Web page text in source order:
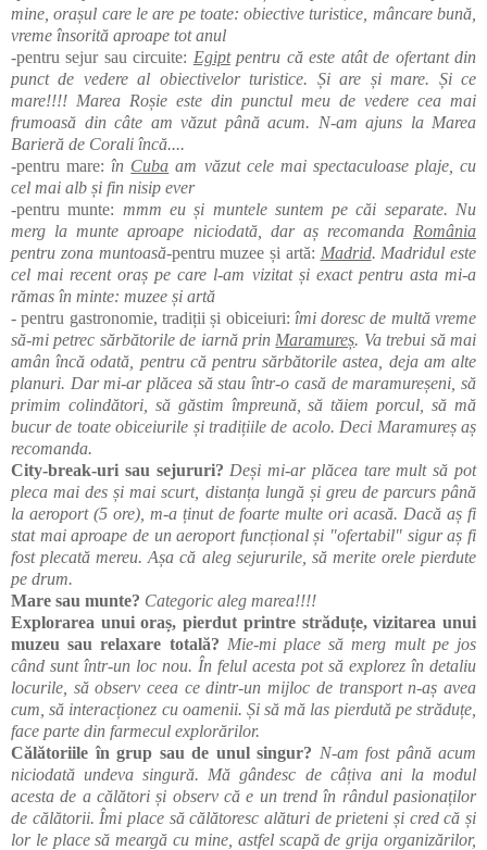
mine, orașul care le are pe toate: obiective turistice, mâncare bună,
vreme însorită aproape tot anul
-pentru sejur sau circuite: Egiptpentru că este atât de ofertant din
punct de vedere al obiectivelor turistice. Și are și mare. Și ce
mare!!!! Marea Roșie este din punctul meu de vedere cea mai
frumoasă din câte am văzut până acum. N-am ajuns la Marea
Barieră de Corali încă....
-pentru mare:în Cuba am văzut cele mai spectaculoase plaje, cu
cel mai alb și fin nisip ever
-pentru munte: mmm eu și muntele suntem pe căi separate. Nu
merg la munte aproape niciodată, dar aș recomanda România
pentru zona muntoasă-pentru muzee și artă: Madrid. Madridul este
cel mai recent oraș pe care l-am vizitat și exact pentru asta mi-a
rămas în minte: muzee și artă
- pentru gastronomie, tradiții și obiceiuri: îmi doresc de multă vreme
să-mi petrec sărbătorile de iarnă prin Maramureș. Va trebui să mai
amân încă odată, pentru că pentru sărbătorile astea, deja am alte
planuri. Dar mi-ar plăcea să stau într-o casă de maramureșeni, să
primim colindători, să găstim împreună, să tăiem porcul, să mă
bucur de toate obiceiurile și tradițiile de acolo. Deci Maramureș aș
recomanda.
City-break-uri sau sejururi? Deși mi-ar plăcea tare mult să pot
pleca mai des și mai scurt, distanța lungă și greu de parcurs până
la aeroport (5 ore), m-a ținut de foarte multe ori acasă. Dacă aș fi
stat mai aproape de un aeroport funcțional și "ofertabil" sigur aș fi
fost plecată mereu. Așa că aleg sejururile, să merite orele pierdute
pe drum.
Mare sau munte? Categoric aleg marea!!!!
Explorarea unui oraș, pierdut printre străduțe, vizitarea unui
muzeu sau relaxare totală? Mie-mi place să merg mult pe jos
când sunt într-un loc nou. În felul acesta pot să explorez în detaliu
locurile, să observ ceea ce dintr-un mijloc de transport n-aș avea
cum, să interacționez cu oamenii. Și să mă las pierdută pe străduțe,
face parte din farmecul explorărilor.
Călătoriile în grup sau de unul singur? N-am fost până acum
niciodată undeva singură. Mă gândesc de câțiva ani la modul
acesta de a călători și observ că e un trend în rândul pasionaților
de călătorii. Îmi place să călătoresc alături de prieteni și cred că și
lor le place să meargă cu mine, astfel scapă de grija organizărilor,